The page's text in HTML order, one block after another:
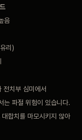
음
리)
전치부 심미에서
는 파절 위험이 있습니다.
대합치를 마모시키지 않아